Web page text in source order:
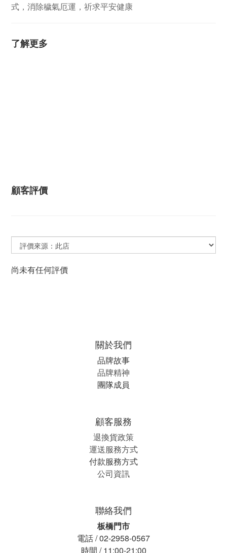
式，消除穢氣厄運，祈求平安健康
了解更多
顧客評價
尚未有任何評價
關於我們
品牌故事
品牌精神
團隊成員
顧客服務
退換貨政策
運送服務方式
付款服務方式
公司資訊
聯絡我們
板橋門市
電話 / 02-2958-0567
時間 / 11:00-21:00